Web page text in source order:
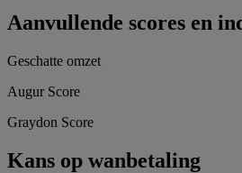
Aanvullende scores en
Geschatte omzet
Augur Score
Graydon Score
Kans op wanbetaling